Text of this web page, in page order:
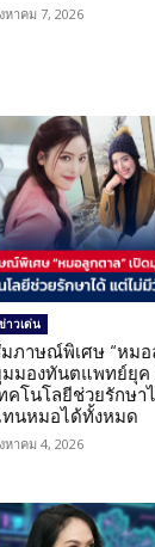
หาคม 7, 2026
าวเด่น
ภาษณ์พิเศษ “หมอ
มองทันตแพทย์ยุค
คโนโลยีช่วยรักษ
นหมอได้ทั้งหมด
หาคม 4, 2026